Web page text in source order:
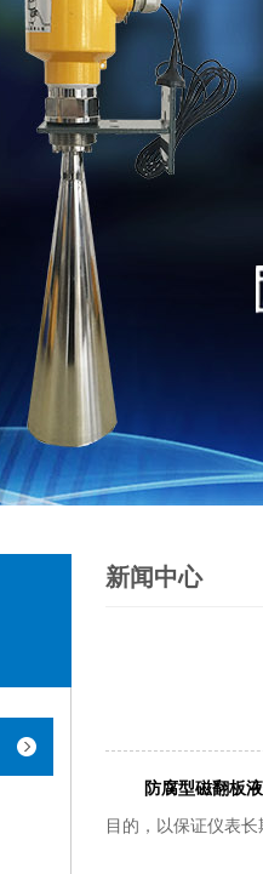
新闻中心
防腐型磁翻板
目的，以保证仪表